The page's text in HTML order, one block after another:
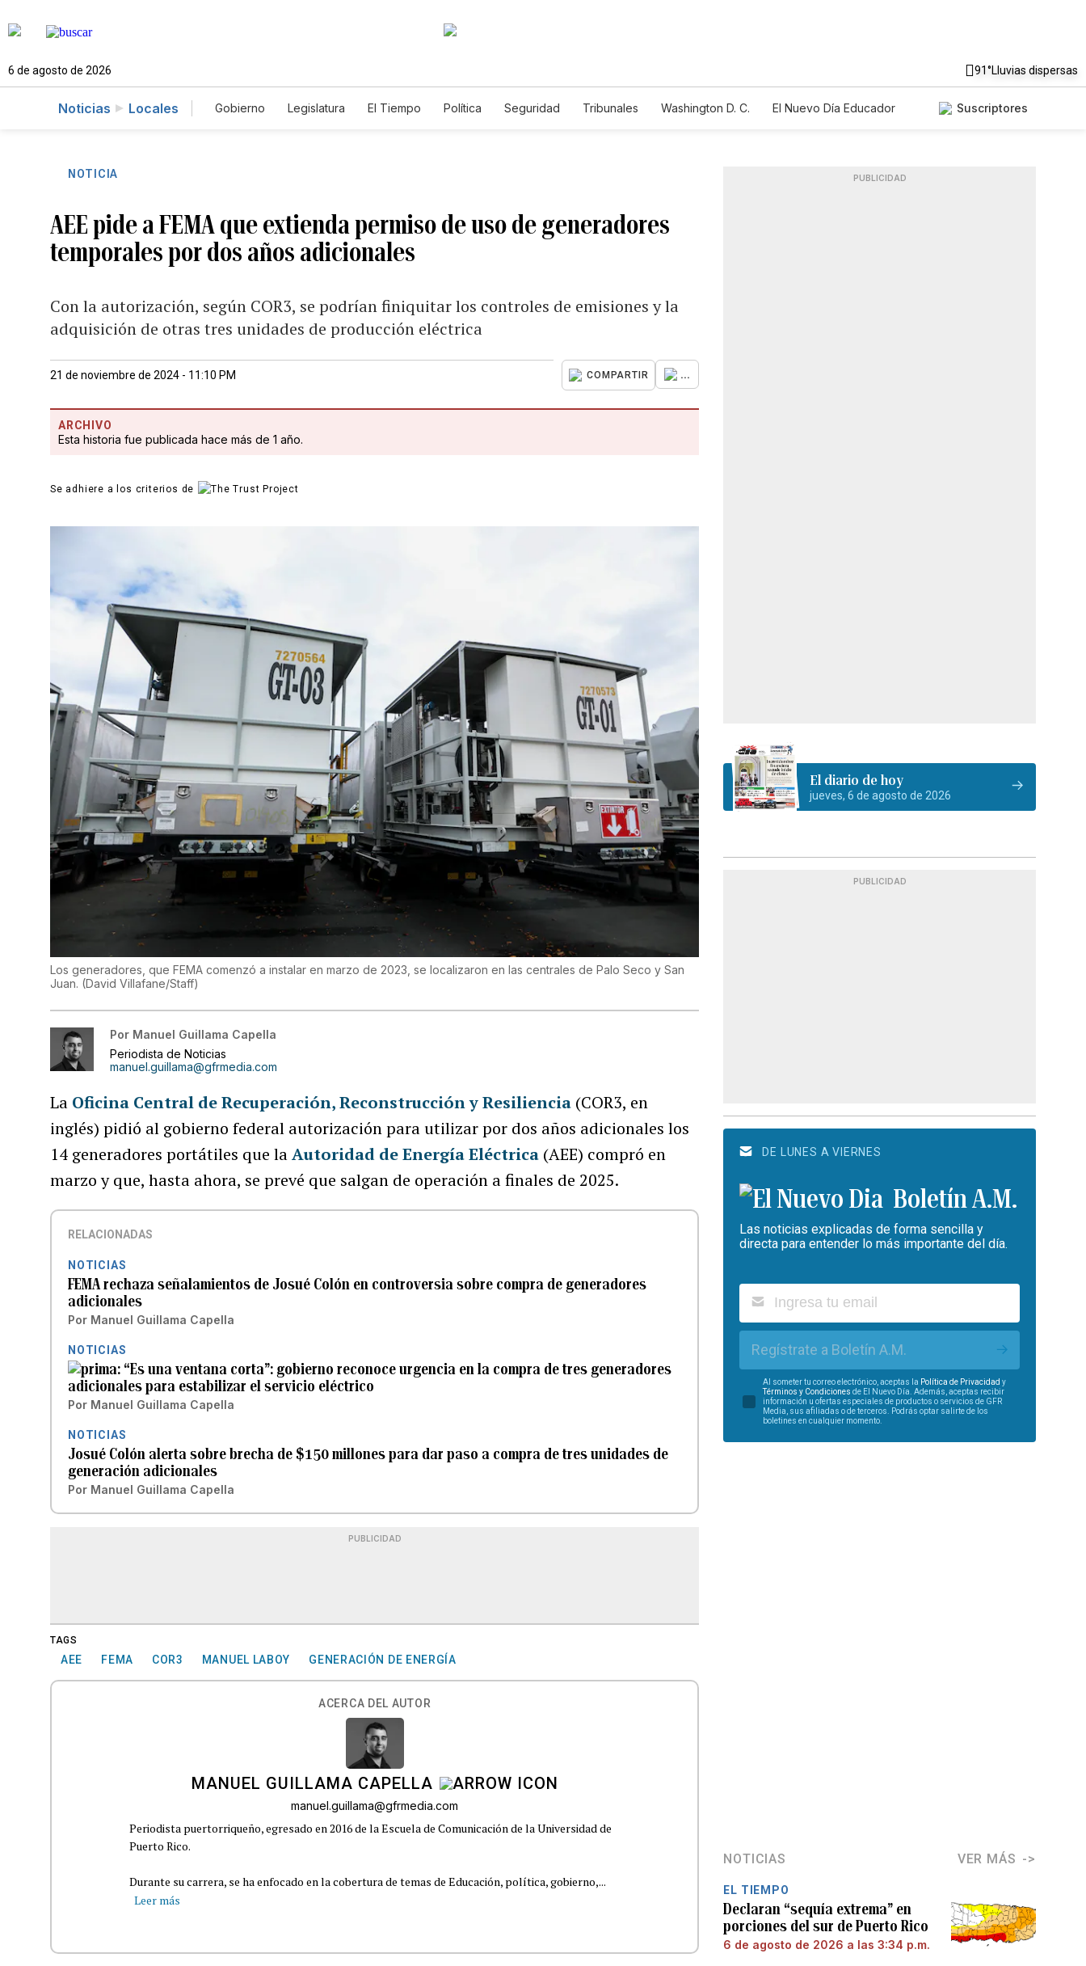
6 de agosto de 2026 91°Lluvias dispersas
Noticias Locales Gobierno Legislatura El Tiempo Política Seguridad Tribunales Washington D. C.
El Nuevo Día Educador
Suscriptores
NOTICIA
AEE pide a FEMA que extienda permiso de uso de generadores
temporales por dos años adicionales
Con la autorización, según COR3, se podrían finiquitar los controles de emisiones y la
adquisición de otras tres unidades de producción eléctrica
21 de noviembre de 2024 - 11:10 PM COMPARTIR ...
ARCHIVO
Esta historia fue publicada hace más de 1 año.
Se adhiere a los criterios de
Los generadores, que FEMA comenzó a instalar en marzo de 2023, se localizaron en las centrales de Palo Seco y San
Juan. (David Villafane/Staff)
Por Manuel Guillama Capella
Periodista de Noticias
manuel.guillama@gfrmedia.com
La Oficina Central de Recuperación, Reconstrucción y Resiliencia (COR3, en
inglés) pidió al gobierno federal autorización para utilizar por dos años adicionales los
14 generadores portátiles que laAutoridad de Energía Eléctrica (AEE) compró en
marzo y que, hasta ahora, se prevé que salgan de operación a finales de 2025.
RELACIONADAS
NOTICIAS
FEMA rechaza señalamientos de Josué Colón en controversia sobre compra de generadores
adicionales
Por Manuel Guillama Capella
NOTICIAS
“Es una ventana corta”: gobierno reconoce urgencia en la compra de tres generadores
adicionales para estabilizar el servicio eléctrico
Por Manuel Guillama Capella
NOTICIAS
Josué Colón alerta sobre brecha de $150 millones para dar paso a compra de tres unidades de
generación adicionales
Por Manuel Guillama Capella
PUBLICIDAD
TAGS
AEE FEMA COR3 MANUEL LABOY GENERACIÓN DE ENERGÍA
ACERCA DEL AUTOR
MANUEL GUILLAMA CAPELLA
manuel.guillama@gfrmedia.com
Periodista puertorriqueño, egresado en 2016 de la Escuela de Comunicación de la Universidad de
Puerto Rico.
Durante su carrera, se ha enfocado en la cobertura de temas de Educación, política, gobierno,...
Leer más
PUBLICIDAD
El diario de hoy
jueves, 6 de agosto de 2026
PUBLICIDAD
DE LUNES A VIERNES
Boletín A.M.
Las noticias explicadas de forma sencilla y
directa para entender lo más importante del día.
Regístrate a Boletín A.M.
Al someter tu correo electrónico, aceptas la Política de Privacidad y
Términos y Condiciones de El Nuevo Día. Además, aceptas recibir
información u ofertas especiales de productos o servicios de GFR
Media, sus afiliadas o de terceros. Podrás optar salirte de los
boletines en cualquier momento.
NOTICIAS VER MÁS
EL TIEMPO
Declaran “sequía extrema” en
porciones del sur de Puerto Rico
6 de agosto de 2026 a las 3:34 p.m.